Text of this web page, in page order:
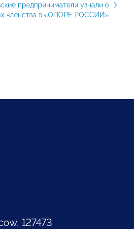
предприниматели узнали о
членства в «ОПОРЕ РОССИИ»
127473